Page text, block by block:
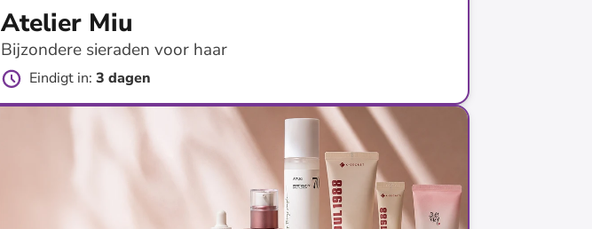
Atelier Miu
Bijzondere sieraden voor haar
Eindigt in: 3 dagen